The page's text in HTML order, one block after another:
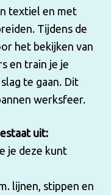
textiel en met
Tijdens de
het bekijken van
en train je je
te gaan. Dit
werksfeer.
uit:
je deze kunt
lijnen, stippen en